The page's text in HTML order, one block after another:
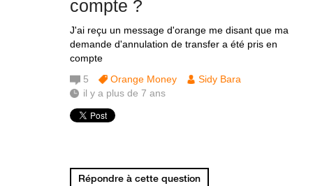
compte ?
J'ai reçu un message d'orange me disant que ma
demande d'annulation de transfer a été pris en
compte
5 Orange Money
Sidy Bara
il y a plus de 7 ans
Répondre à cette question